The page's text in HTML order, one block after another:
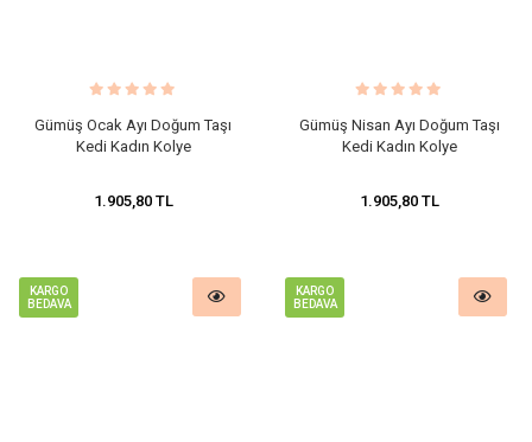
Gümüş Ocak Ayı Doğum Taşı
Kedi Kadın Kolye
1.905,80 TL
Gümüş Nisan Ayı Doğum Taşı
Kedi Kadın Kolye
1.905,80 TL
KARGO
BEDAVA
KARGO
BEDAVA